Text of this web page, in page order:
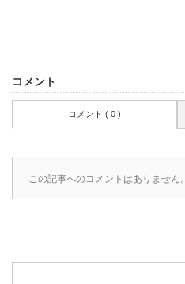
コメント
コメント ( 0 )
この記事へのコメントはありません。